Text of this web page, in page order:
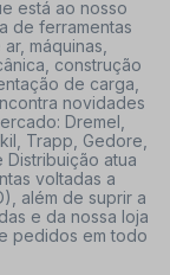
está ao nosso
de ferramentas
máquinas,
construção
de carga,
novidades
Dremel,
Trapp, Gedore,
Distribuição atua
voltadas a
além de suprir a
e da nossa loja
pedidos em todo